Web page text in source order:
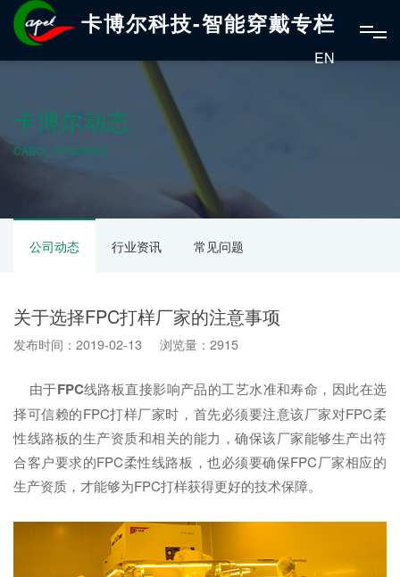
卡博尔科技-智能穿戴专栏
EN
卡博尔动态
CABOL DYNAMICS
公司动态 行业资讯 常见问题
关于选择FPC打样厂家的注意事项
发布时间：2019-02-13 浏览量：2915
由于FPC线路板直接影响产品的工艺水准和寿命，因此在选
择可信赖的FPC打样厂家时，首先必须要注意该厂家对FPC柔
性线路板的生产资质和相关的能力，确保该厂家能够生产出符
合客户要求的FPC柔性线路板，也必须要确保FPC厂家相应的
生产资质，才能够为FPC打样获得更好的技术保障。